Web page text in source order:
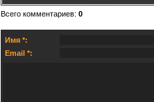
Всего комментариев: 0
Имя *:
Email *: